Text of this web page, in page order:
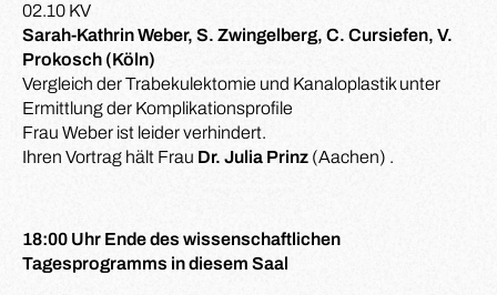
02.10 KV
Sarah-Kathrin Weber, S. Zwingelberg, C. Cursiefen, V.
Prokosch (Köln)
Vergleich der Trabekulektomie und Kanaloplastik unter
Ermittlung der Komplikationsprofile
Frau Weber ist leider verhindert.
Ihren Vortrag hält Frau Dr. Julia Prinz (Aachen) .
18:00 Uhr Ende des wissenschaftlichen
Tagesprogramms in diesem Saal